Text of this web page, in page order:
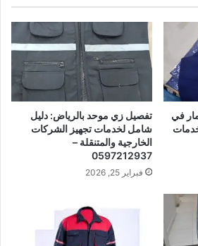
في
تفصيل زي موحد بالرياض: دليل
شامل لخدمات تجهيز الشركات
الخارجية والمتنقلة –
0597212937
فبراير 25, 2026